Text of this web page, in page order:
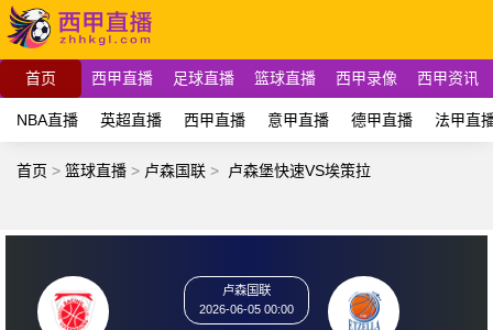
首页 西甲直播 足球直播 篮球直播 西甲录像 西甲资讯
NBA直播 英超直播 西甲直播 意甲直播 德甲直播 法甲直
首页 > 篮球直播 > 卢森国联 > 卢森堡快速VS埃策拉